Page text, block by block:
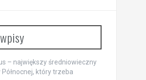
– największy średniowieczny
który trzeba